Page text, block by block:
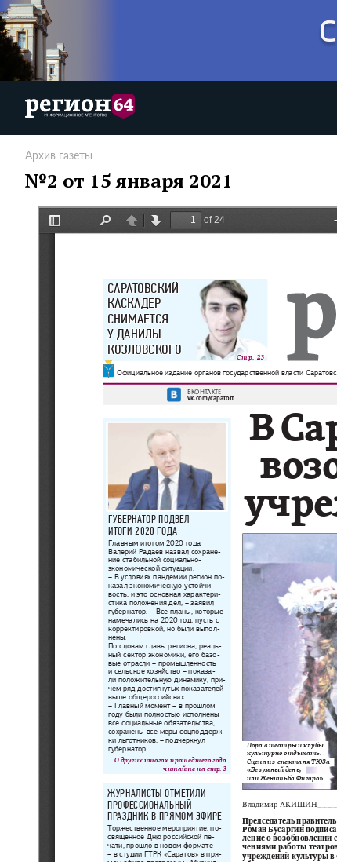
Архив газеты
№2 от 15 января 2021